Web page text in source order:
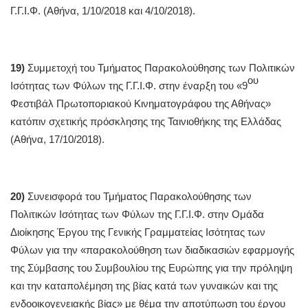
Γ.Γ.Ι.Φ. (Αθήνα, 1/10/2018 και 4/10/2018).
19) Συμμετοχή του Τμήματος Παρακολούθησης των Πολιτικών
Ισότητας των Φύλων της Γ.Γ.Ι.Φ. στην έναρξη του «9ου
Φεστιβάλ Πρωτοποριακού Κινηματογράφου της Αθήνας»
κατόπιν σχετικής πρόσκλησης της Ταινιοθήκης της Ελλάδας
(Αθήνα, 17/10/2018).
20) Συνεισφορά του Τμήματος Παρακολούθησης των
Πολιτικών Ισότητας των Φύλων της Γ.Γ.Ι.Φ. στην Ομάδα
Διοίκησης Έργου της Γενικής Γραμματείας Ισότητας των
Φύλων για την «παρακολούθηση των διαδικασιών εφαρμογής
της Σύμβασης του Συμβουλίου της Ευρώπης για την πρόληψη
και την καταπολέμηση της βίας κατά των γυναικών και της
ενδοοικογενειακής βίας» με θέμα την αποτύπωση του έργου